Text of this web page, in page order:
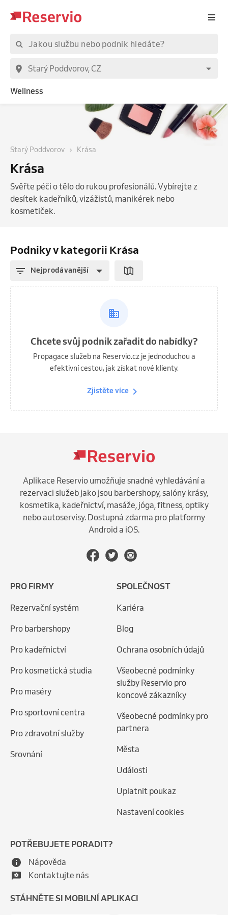
Wellness
Starý Poddvorov Krása
Krása
Svěřte péči o tělo do rukou profesionálů. Vybírejte z
desítek kadeřníků, vizážistů, manikérek nebo
kosmetiček.
Podniky v kategorii Krása
Nejprodávanější
Chcete svůj podnik zařadit do nabídky?
Propagace služeb na Reservio.cz je jednoduchou a
efektivní cestou, jak získat nové klienty.
Zjistěte více
Aplikace Reservio umožňuje snadné vyhledávání a
rezervaci služeb jako jsou barbershopy, salóny krásy,
kosmetika, kadeřnictví, masáže, jóga, fitness, optiky
nebo autoservisy. Dostupná zdarma pro platformy
Android a iOS.
PRO FIRMY
Rezervační systém
Pro barbershopy
Pro kadeřnictví
Pro kosmetická studia
Pro maséry
Pro sportovní centra
Pro zdravotní služby
Srovnání
SPOLEČNOST
Kariéra
Blog
Ochrana osobních údajů
Všeobecné podmínky
služby Reservio pro
koncové zákazníky
Všeobecné podmínky pro
partnera
Města
Události
Uplatnit poukaz
Nastavení cookies
POTŘEBUJETE PORADIT?
Nápověda
Kontaktujte nás
STÁHNĚTE SI MOBILNÍ APLIKACI